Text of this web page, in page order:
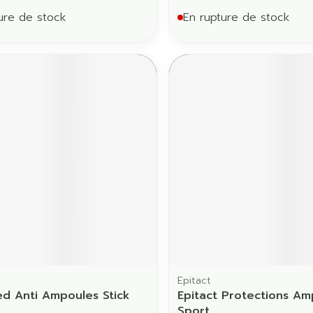
de stock En rupture de stock
Anti Ampoules Stick
Epitact
Epitact Protections